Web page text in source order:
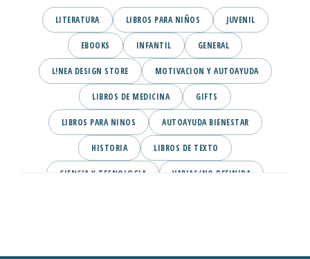
LITERATURA LIBROS PARA NIÑOS JUVENIL
EBOOKS INFANTIL GENERAL
L!NEA DESIGN STORE MOTIVACION Y AUTOAYUDA
LIBROS DE MEDICINA GIFTS
LIBROS PARA NINOS AUTOAYUDA BIENESTAR
HISTORIA LIBROS DE TEXTO
CIENCIA Y TECNOLOGIA VARIAS/NO DEFINIDA